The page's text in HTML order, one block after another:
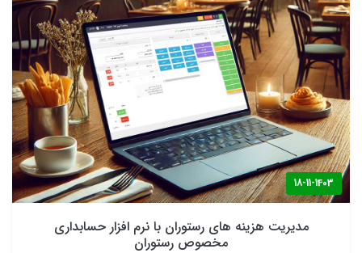
18-11-1403
مدیریت هزینه ‌های رستوران با نرم ‌افزار حسابداری
مخصوص رستوران